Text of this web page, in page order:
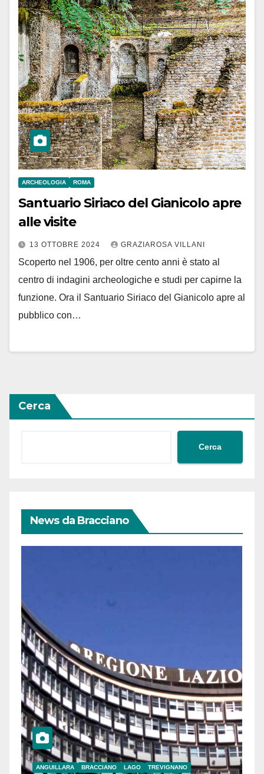
ARCHEOLOGIA ROMA
Santuario Siriaco del Gianicolo apre
alle visite
13 OTTOBRE 2024 GRAZIAROSA VILLANI
Scoperto nel 1906, per oltre cento anni è stato al
centro di indagini archeologiche e studi per capirne la
funzione. Ora il Santuario Siriaco del Gianicolo apre al
pubblico con…
Cerca
Cerca
News da Bracciano
ANGUILLARA BRACCIANO LAGO TREVIGNANO